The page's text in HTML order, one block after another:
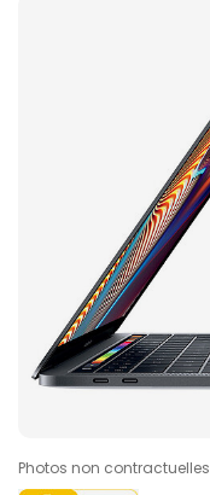
Photos non contractuelles